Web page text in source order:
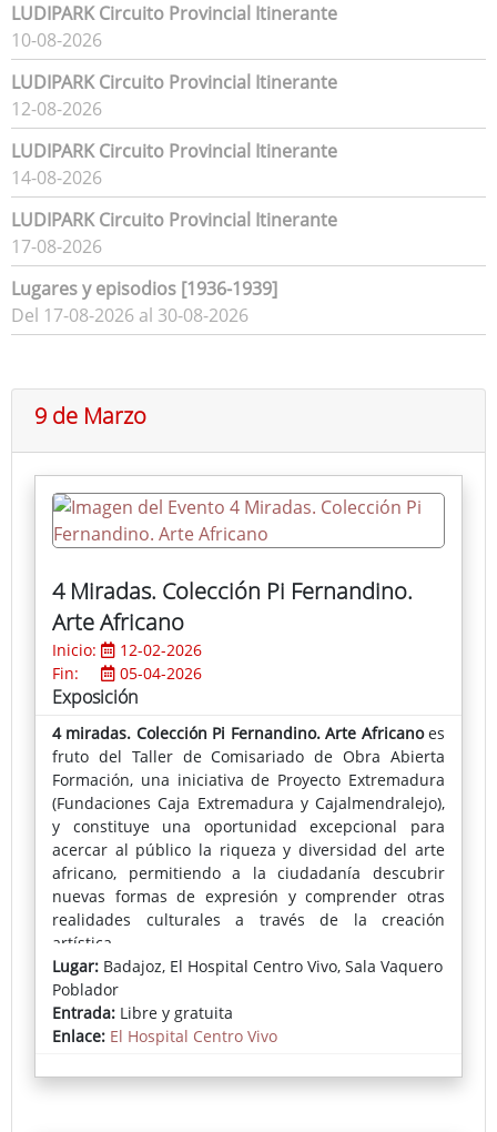
LUDIPARK Circuito Provincial Itinerante
10-08-2026
LUDIPARK Circuito Provincial Itinerante
12-08-2026
LUDIPARK Circuito Provincial Itinerante
14-08-2026
LUDIPARK Circuito Provincial Itinerante
17-08-2026
Lugares y episodios [1936-1939]
Del 17-08-2026 al 30-08-2026
9 de Marzo
4 Miradas. Colección Pi Fernandino.
Arte Africano
Inicio:
12-02-2026
Fin:
05-04-2026
Exposición
4 miradas. Colección Pi Fernandino. Arte Africanoes
fruto del Taller de Comisariado de Obra Abierta
Formación, una iniciativa de Proyecto Extremadura
(Fundaciones Caja Extremadura y Cajalmendralejo),
y constituye una oportunidad excepcional para
acercar al público la riqueza y diversidad del arte
africano, permitiendo a la ciudadanía descubrir
nuevas formas de expresión y comprender otras
realidades culturales a través de la creación
artística.
Lugar: Badajoz, El Hospital Centro Vivo, Sala Vaquero
Poblador
Entrada: Libre y gratuita
Enlace: El Hospital Centro Vivo